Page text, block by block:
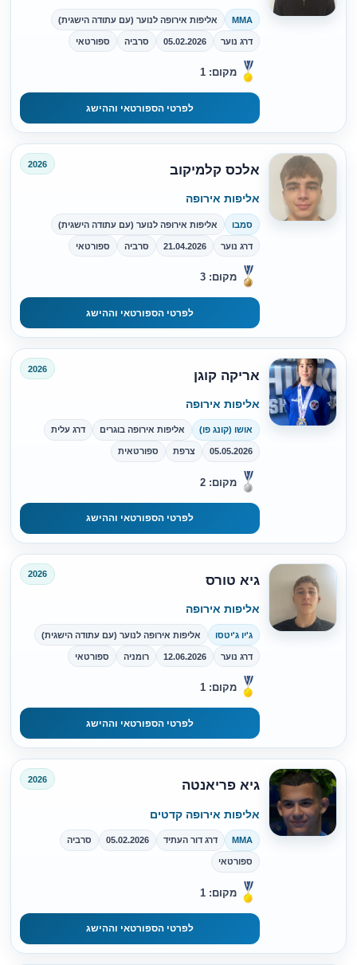
MMA אליפות אירופה לנוער (עם עתודה הישגית)
דרג נוער 05.02.2026 סרביה ספורטאי
מקום: 1
לפרטי הספורטאי וההישג
אלכס קלמיקוב 2026
אליפות אירופה
סמבו אליפות אירופה לנוער (עם עתודה הישגית)
דרג נוער 21.04.2026 סרביה ספורטאי
מקום: 3
לפרטי הספורטאי וההישג
אריקה קוגן 2026
אליפות אירופה
אושו (קונג פו) אליפות אירופה בוגרים דרג עלית
05.05.2026 צרפת ספורטאית
מקום: 2
לפרטי הספורטאי וההישג
גיא טורס 2026
אליפות אירופה
ג'יו ג'יטסו אליפות אירופה לנוער (עם עתודה הישגית)
דרג נוער 12.06.2026 רומניה ספורטאי
מקום: 1
לפרטי הספורטאי וההישג
גיא פריאנטה 2026
אליפות אירופה קדטים
MMA דרג דור העתיד 05.02.2026 סרביה
ספורטאי
מקום: 1
לפרטי הספורטאי וההישג